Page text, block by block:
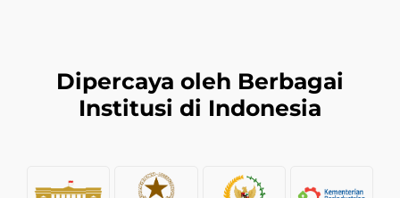
Dipercaya oleh Berbagai
Institusi di Indonesia